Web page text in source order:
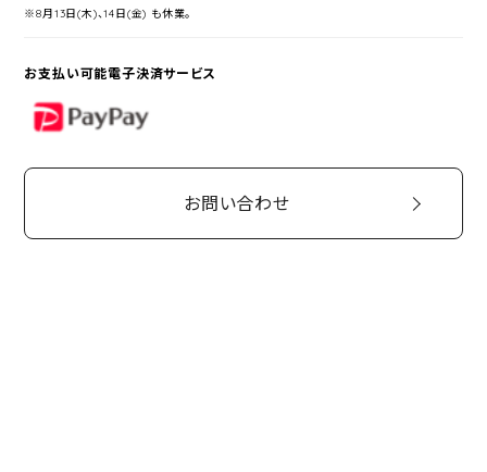
※8月13日(木)、14日(金) も休業。
お支払い可能電子決済サービス
PayPay
お問い合わせ